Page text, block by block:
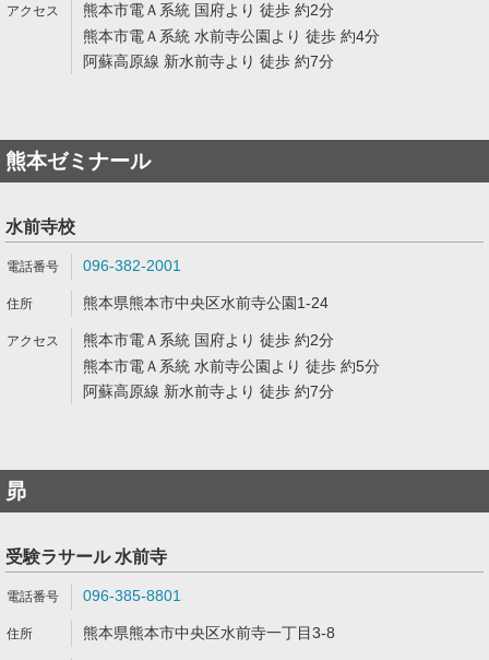
熊本市電Ａ系統 国府より 徒歩 約2分
熊本市電Ａ系統 水前寺公園より 徒歩 約4分
阿蘇高原線 新水前寺より 徒歩 約7分
熊本ゼミナール
水前寺校
096-382-2001
熊本県熊本市中央区水前寺公園1-24
熊本市電Ａ系統 国府より 徒歩 約2分
熊本市電Ａ系統 水前寺公園より 徒歩 約5分
阿蘇高原線 新水前寺より 徒歩 約7分
昴
受験ラサール 水前寺
096-385-8801
熊本県熊本市中央区水前寺一丁目3-8